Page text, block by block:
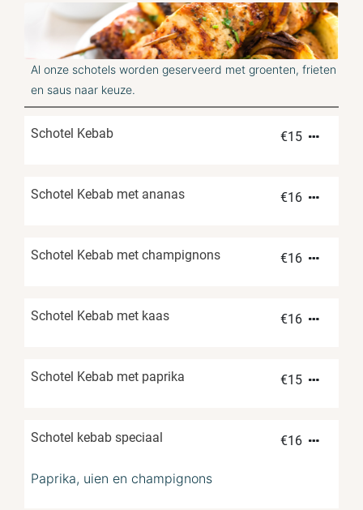
Al onze schotels worden geserveerd met groenten, frieten
en saus naar keuze.
Schotel Kebab €15
Schotel Kebab met ananas €16
Schotel Kebab met champignons €16
Schotel Kebab met kaas €16
Schotel Kebab met paprika €15
Schotel kebab speciaal €16
Paprika, uien en champignons